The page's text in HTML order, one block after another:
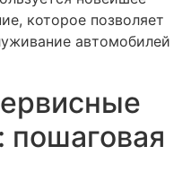
которое позволяет
автомобилей
пошаговая